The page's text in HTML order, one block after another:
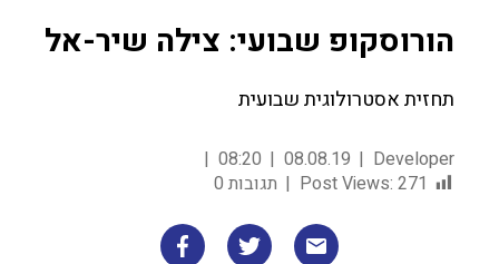
הורוסקופ שבועי: צילה שיר-אל
תחזית אסטרולוגית שבועית
Developer
08.08.19
08:20
Post Views: 271 תגובות 0